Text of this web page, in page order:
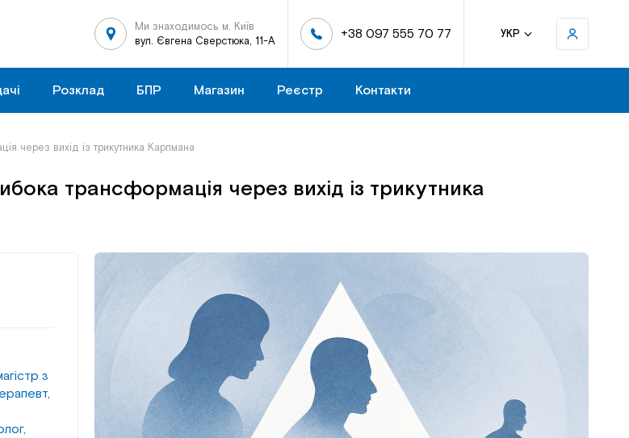
Ми знаходимось м. Київ
вул. Євгена Сверстюка, 11-А
+38 097 555 70 77 УКР
Розклад БПР Магазин Реєстр Контакти
через вихід із трикутника Карпмана
трансформація через вихід із трикутника
з